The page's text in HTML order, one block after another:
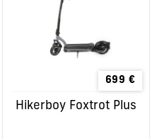
699 €
Hikerboy Foxtrot Plus